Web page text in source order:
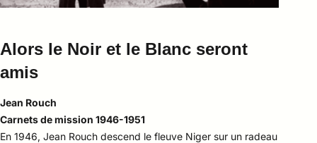
Alors le Noir et le Blanc seront
amis
Jean Rouch
Carnets de mission 1946-1951
En 1946, Jean Rouch descend le fleuve Niger sur un radeau